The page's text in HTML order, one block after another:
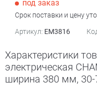
под заказ
Срок поставки и цену
Артикул: EM3816
Характеристики
электрическая
ширина 380 мм,